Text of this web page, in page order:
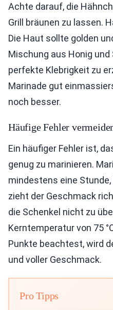
Achte darauf, die
Grill bräunen zu lassen.
Die Haut sollte golden
Mischung aus Honig
perfekte Klebrigkeit zu
Marinade gut
noch besser.
Häufige Fehler
Ein häufiger Fehler ist,
genug zu marinieren.
mindestens eine
zieht der Geschmack
die Schenkel nicht zu
Kerntemperatur von 75
Punkte beachtest, wird
und voller Geschmack.
Pro Tipps